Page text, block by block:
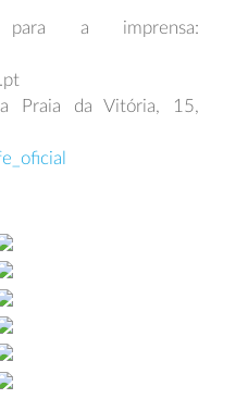
para a imprensa:
Praia da Vitória, 15,